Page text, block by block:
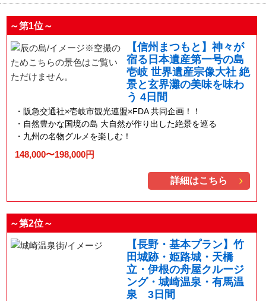
～第1位～
【信州まつもと】神々が
宿る日本遺産第一号の島
壱岐 世界遺産宗像大社 絶
景と玄界灘の美味を味わ
う 4日間
阪急交通社×壱岐市観光連盟×FDA 共同企画！！
自然豊かな国境の島 大自然が作り出した絶景を巡る
九州の名物グルメを楽しむ！
148,000〜198,000円
詳細はこちら
～第2位～
【長野・基本プラン】竹
田城跡・姫路城・天橋
立・伊根の舟屋クルージ
ング・城崎温泉・有馬温
泉 3日間